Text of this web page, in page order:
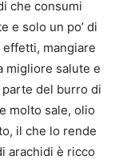
che consumi
e solo un po’ di
effetti, mangiare
migliore salute e
del burro di
molto sale, olio
il che lo rende
arachidi è ricco